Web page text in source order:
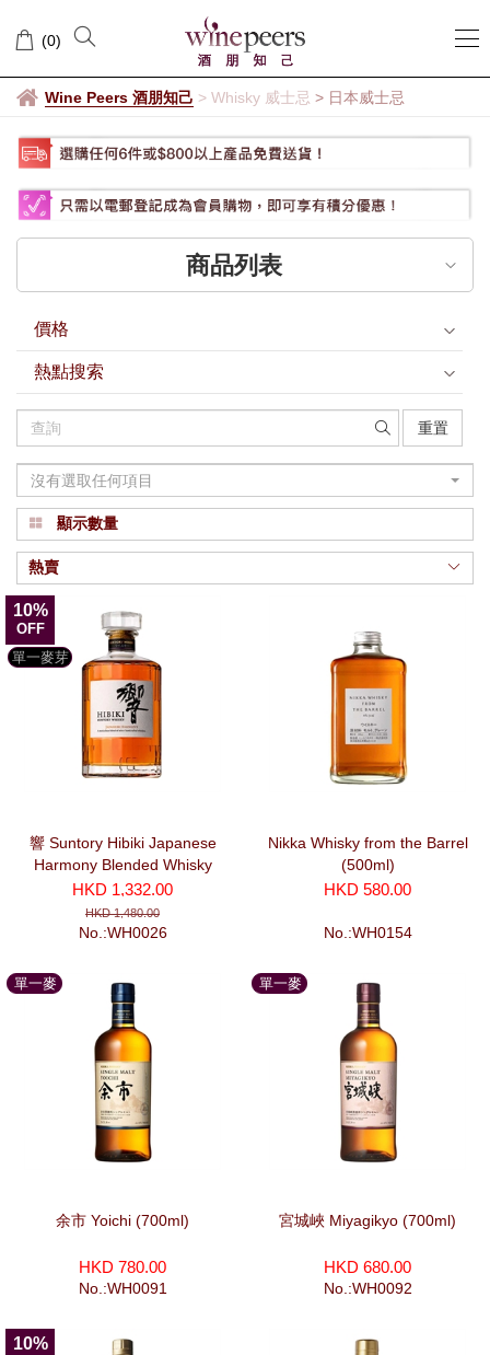
日
本
威
士
忌
(0)
Wine Peers 酒朋知己 > Whisky 威士忌 > 日本威士忌
商品列表
價格
熱點搜索
重置
沒有選取任何項目
顯示數量
熱賣
10%
OFF
單一麥芽
響 Suntory Hibiki Japanese
Harmony Blended Whisky
(700ml)
HKD 1,332.00
HKD 1,480.00
No.:WH0026
Nikka Whisky from the Barrel
(500ml)
HKD 580.00
No.:WH0154
單一麥
余市 Yoichi (700ml)
HKD 780.00
No.:WH0091
單一麥
宮城峽 Miyagikyo (700ml)
HKD 680.00
No.:WH0092
10%